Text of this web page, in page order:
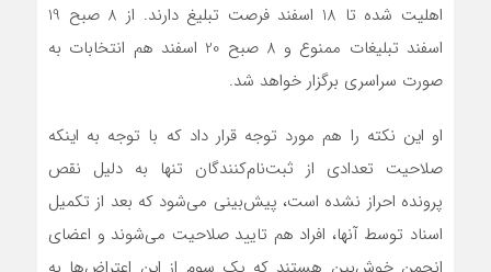
اهلیت شده تا 18 اسفند فرصت تبلیغ دارند. از 8 صبح 19
اسفند تبلیغات ممنوع و 8 صبح 20 اسفند هم انتخابات به
صورت سراسری برگزار خواهد شد.
او این نکته را هم مورد توجه قرار داد که با توجه به اینکه
صلاحیت تعدادی از ثبت‌نام‌کنندگان تنها به دلیل نقص
پرونده احراز نشده است، پیش‌بینی می‌شود که بعد از تکمیل
اسناد توسط آنها، افراد هم تایید صلاحیت می‌شوند و اعضای